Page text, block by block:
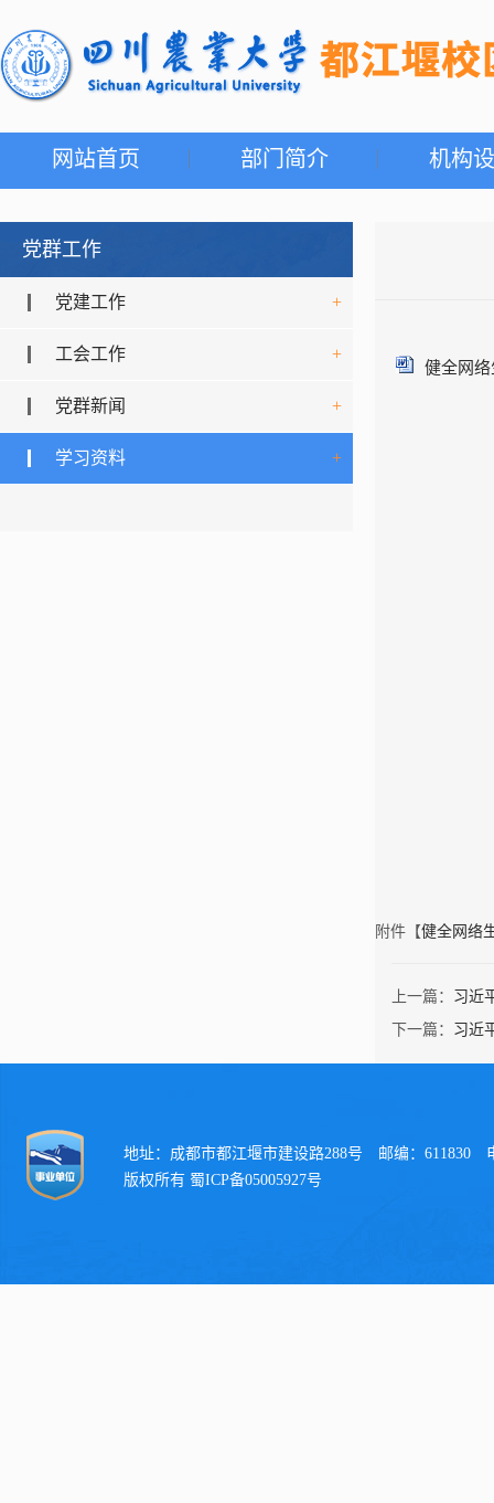
网站首页 部门简介 机构
党群工作
党建工作 +
工会工作 +
党群新闻 +
学习资料 +
健全网
附件【健全网络
上一篇： 习近
下一篇： 习近
地址：成都市都江堰市建设路288号 邮编：611830
版权所有 蜀ICP备05005927号